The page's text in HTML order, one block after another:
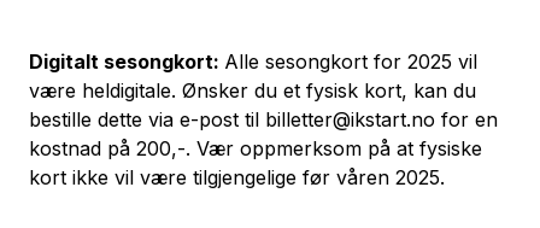
Digitalt sesongkort: Alle sesongkort for 2025 vil
være heldigitale. Ønsker du et fysisk kort, kan du
bestille dette via e-post til billetter@ikstart.no for en
kostnad på 200,-. Vær oppmerksom på at fysiske
kort ikke vil være tilgjengelige før våren 2025.